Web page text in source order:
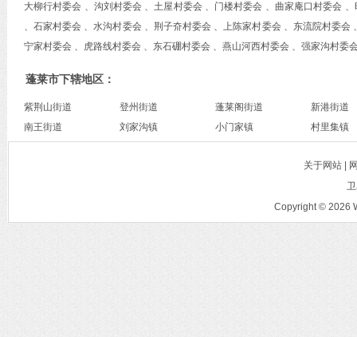
大柳行村委会 、沟刘村委会 、土屋村委会 、门楼村委会 、曲家庵口村委会
、石家村委会 、水沟村委会 、荆子夼村委会 、上陈家村委会 、东流院村委
宁家村委会 、虎路线村委会 、东石硼村委会 、燕山河西村委会 、强家沟村
蓬莱市下辖地区：
紫荆山街道 登州街道 蓬莱阁街道
新港街道
南王街道
刘家沟镇 小门家镇 村里集镇
关于网站 |
Copyright © 2026